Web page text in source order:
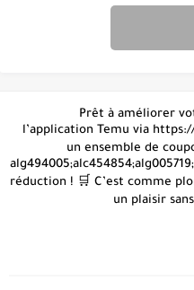
👋 Prêt à améliorer
l’application Temu via
un ensemble de
réduction ! 🛒 C’est comme
un plaisir